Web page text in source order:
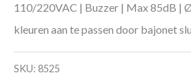
110/220VAC | Buzzer | Max 85dB |
kleuren aan te passen door bajonet
SKU: 8525